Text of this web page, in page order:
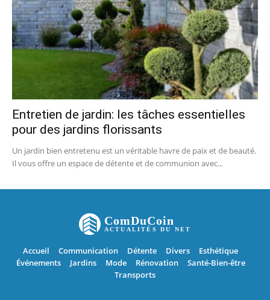
Entretien de jardin: les tâches essentielles
pour des jardins florissants
Un jardin bien entretenu est un véritable havre de paix et de beauté.
Il vous offre un espace de détente et de communion avec...
ComDuCoin
ACTUALITÉS DU NET
Accueil Communication Détente Divers
Esthétique
Événements
Jardins Mode Rénovation
Santé-Bien-être
Transports